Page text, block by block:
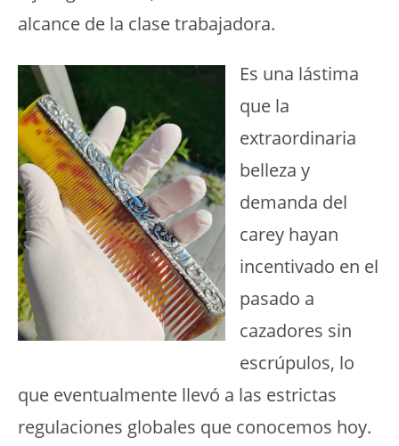
alcance de la clase trabajadora.
Es una lástima
que la
extraordinaria
belleza y
demanda del
carey hayan
incentivado en el
pasado a
cazadores sin
escrúpulos, lo
que eventualmente llevó a las estrictas
regulaciones globales que conocemos hoy.